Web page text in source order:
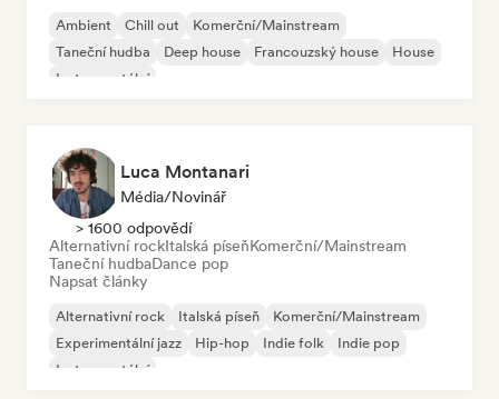
Ambient Chill out
Komerční/Mainstream
Taneční hudba
Deep house Francouzský house
House
Instrumentální
Luca Montanari
Média/novinář
> 1600 odpovědí
Alternativní rockItalská píseňKomerční/Mainstream
Taneční hudbaDance pop
Napsat články
Alternativní rock Italská píseň
Komerční/Mainstream
Experimentální jazz
Hip-hop Indie folk
Indie pop
Instrumentální